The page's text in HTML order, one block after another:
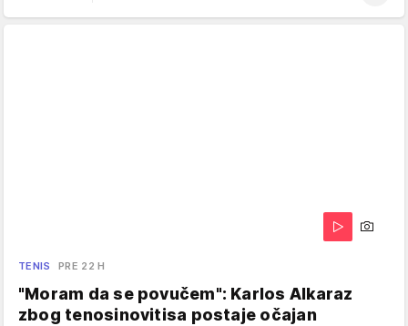
TENIS PRE 22 H
"Moram da se povučem": Karlos Alkaraz
zbog tenosinovitisa postaje očajan